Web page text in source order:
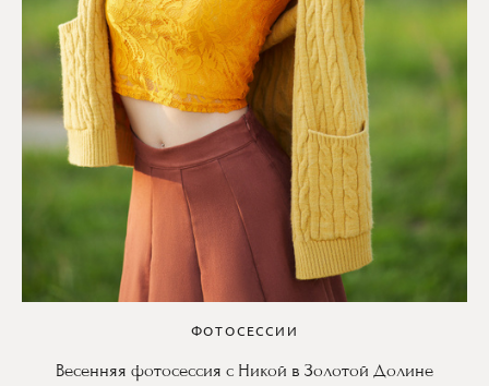
ФОТОСЕССИИ
Весенняя фотосессия с Никой в Золотой Долине